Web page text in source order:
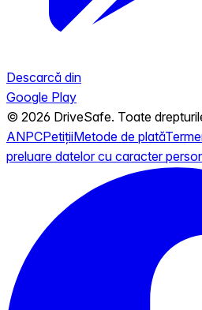
Descarcă din
Google Play
© 2026 DriveSafe. Toate
ANPCPetițiiMetode de plată
preluare datelor cu caracter